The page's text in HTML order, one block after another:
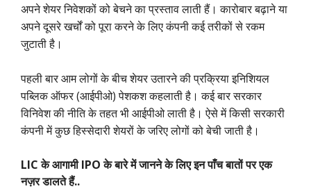
अपने शेयर निवेशकों को बेचने का प्रस्ताव लाती हैं। कारोबार बढ़ाने या
अपने दूसरे खर्चों को पूरा करने के लिए कंपनी कई तरीकों से रकम
जुटाती है।
पहली बार आम लोगों के बीच शेयर उतारने की प्रक्रिया इनिशियल
पब्लिक ऑफर (आईपीओ) पेशकश कहलाती है। कई बार सरकार
विनिवेश की नीति के तहत भी आईपीओ लाती है। ऐसे में किसी सरकारी
कंपनी में कुछ हिस्सेदारी शेयरों के जरिए लोगों को बेची जाती है।
LIC के आगामी IPO के बारे में जानने के लिए इन पाँच बातों पर एक
नज़र डालते हैं..